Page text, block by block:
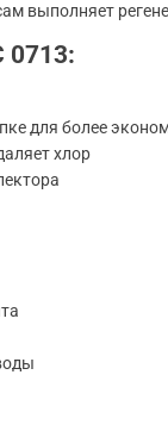
выполняет
0713:
для более
хлор